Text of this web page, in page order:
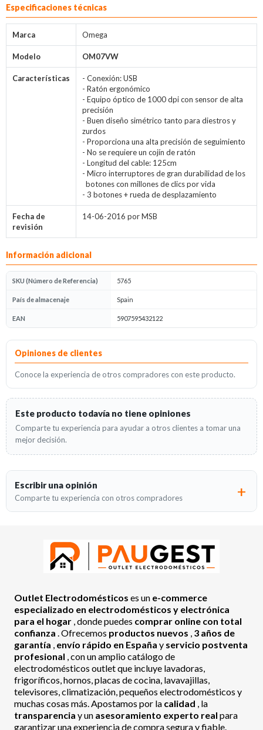
Especificaciones técnicas
Marca Omega
Modelo OM07VW
Características
- Conexión: USB
- Ratón ergonómico
- Equipo óptico de 1000 dpi con sensor de alta
precisión
- Buen diseño simétrico tanto para diestros y
zurdos
- Proporciona una alta precisión de seguimiento
- No se requiere un cojín de ratón
- Longitud del cable: 125cm
- Micro interruptores de gran durabilidad de los
botones con millones de clics por vida
- 3 botones + rueda de desplazamiento
Fecha de
revisión
14-06-2016 por MSB
Información adicional
SKU (Número de Referencia) 5765
País de almacenaje Spain
EAN 5907595432122
Opiniones
Opiniones de clientes
Conoce la experiencia de otros compradores con este producto.
Este producto todavía no tiene opiniones
Comparte tu experiencia para ayudar a otros clientes a tomar una
mejor decisión.
Escribir una opinión
Comparte tu experiencia con otros compradores
Outlet Electrodomésticos es un e-commerce
especializado en electrodomésticos y electrónica
para el hogar , donde puedes comprar online con total
confianza . Ofrecemos productos nuevos , 3 años de
garantía , envío rápido en España y servicio postventa
profesional , con un amplio catálogo de
electrodomésticos outlet que incluye lavadoras,
frigoríficos, hornos, placas de cocina, lavavajillas,
televisores, climatización, pequeños electrodomésticos y
muchas cosas más. Apostamos por la calidad , la
transparencia y un asesoramiento experto real para
garantizar una experiencia de compra segura y fiable.